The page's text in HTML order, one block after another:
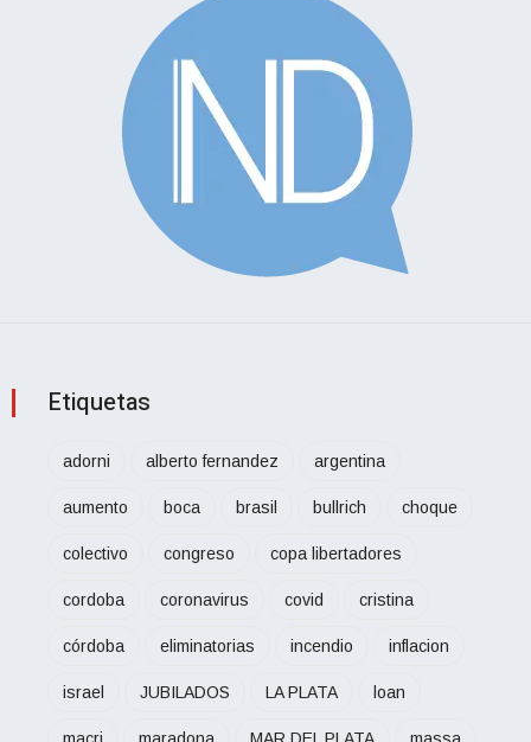
Etiquetas
adorni alberto fernandez argentina
aumento boca brasil bullrich choque
colectivo congreso copa libertadores
cordoba coronavirus covid cristina
córdoba eliminatorias incendio inflacion
israel JUBILADOS LA PLATA loan
macri maradona MAR DEL PLATA massa